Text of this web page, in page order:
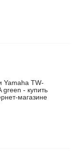
Yamaha TW-
green - купить
магазине